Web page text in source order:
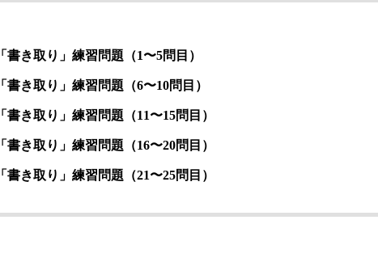
「書き取り」練習問題（1〜5問目）
「書き取り」練習問題（6〜10問目）
「書き取り」練習問題（11〜15問目）
「書き取り」練習問題（16〜20問目）
「書き取り」練習問題（21〜25問目）